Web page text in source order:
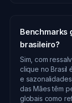
Benchmarks
brasileiro?
Sim, com
clique no Brasil
e
das Mães têm
globais como